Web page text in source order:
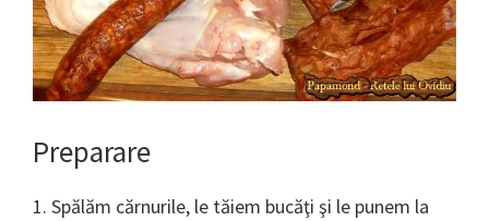
Preparare
1. Spălăm cărnurile, le tăiem bucăţi şi le punem la